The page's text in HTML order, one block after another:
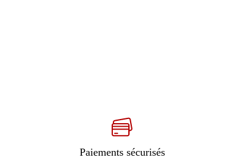
Paiements sécurisés